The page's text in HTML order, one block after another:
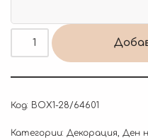
Код: BOX1-28/64601
Категории: Декорация Ден